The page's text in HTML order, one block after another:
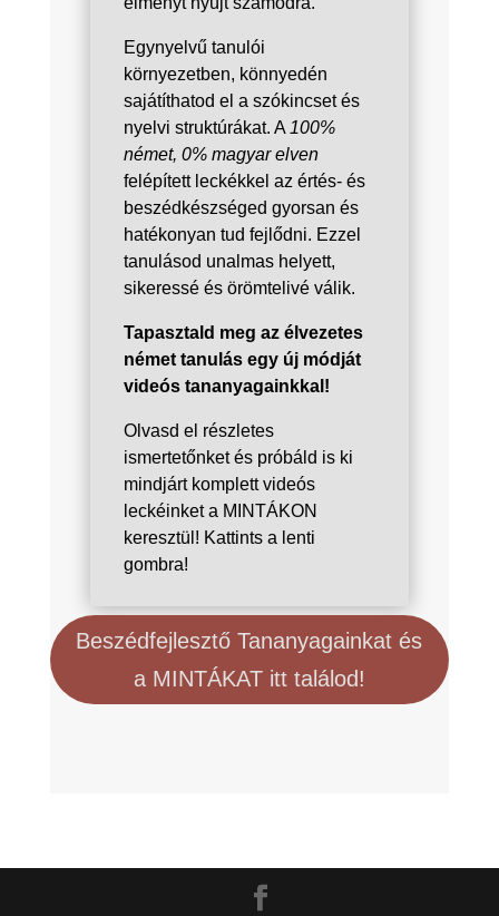
Egynyelvű tanulói
környezetben, könnyedén
sajátíthatod el a szókincset és
nyelvi struktúrákat. A 100%
német, 0% magyar elven
felépített leckékkel az értés- és
beszédkészséged gyorsan és
hatékonyan tud fejlődni. Ezzel
tanulásod unalmas helyett,
sikeressé és örömtelivé válik.
Tapasztald meg az élvezetes
német tanulás egy új módját
videós tananyagainkkal!
Olvasd el részletes
ismertetőnket és próbáld is ki
mindjárt komplett videós
leckéinket a MINTÁKON
keresztül! Kattints a lenti
gombra!
Beszédfejlesztő Tananyagainkat és
a MINTÁKAT itt találod!